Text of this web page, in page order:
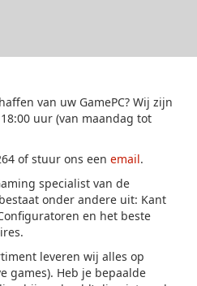
van uw GamePC? Wij zijn
uur (van maandag tot
of stuur ons een email.
specialist van de
onder andere uit: Kant
en het beste
leveren wij alles op
games). Heb je bepaalde